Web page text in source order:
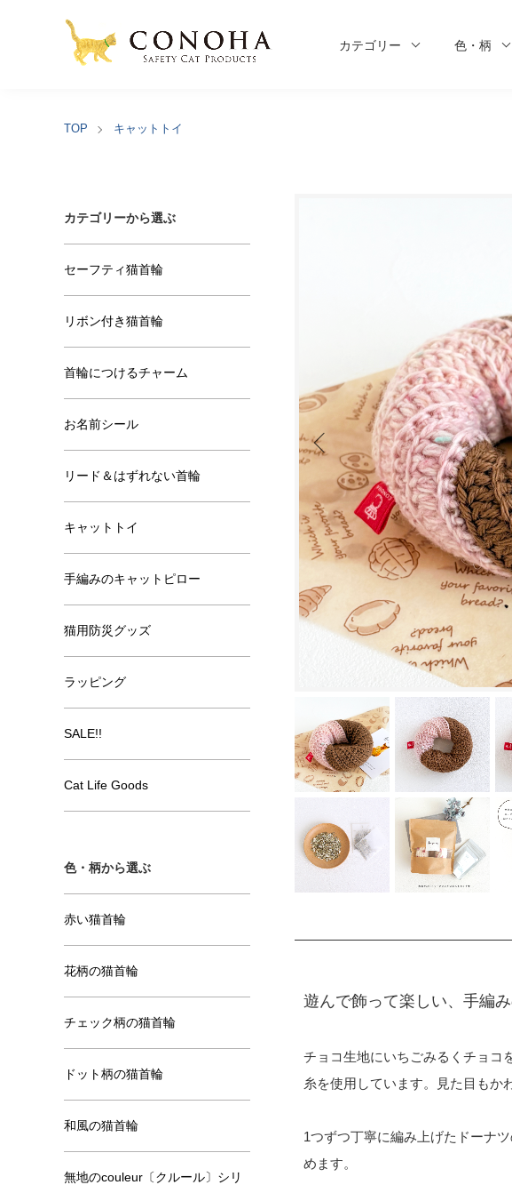
カテゴリー 色・柄
TOP キャットトイ
遊んで飾って楽しい、手編
チョコ生地にいちごみるくチョコ
糸を使用しています。見た目もか
1つずつ丁寧に編み上げたドーナ
めます。
カテゴリーから選ぶ
セーフティ猫首輪
リボン付き猫首輪
首輪につけるチャーム
お名前シール
リード＆はずれない首輪
キャットトイ
手編みのキャットピロー
猫用防災グッズ
ラッピング
SALE!!
Cat Life Goods
色・柄から選ぶ
赤い猫首輪
花柄の猫首輪
チェック柄の猫首輪
ドット柄の猫首輪
和風の猫首輪
無地のcouleur〔クルール〕シリ